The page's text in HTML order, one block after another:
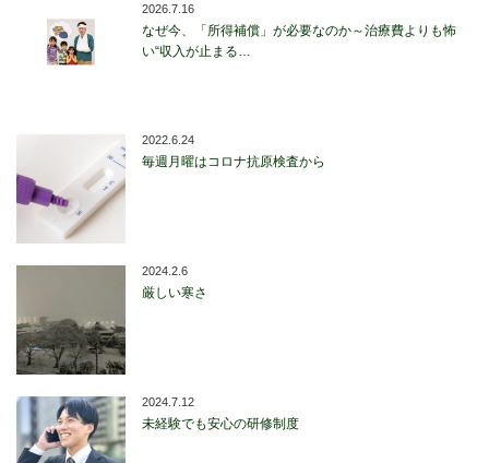
2026.7.16
なぜ今、「所得補償」が必要なのか～治療費よりも怖
い“収入が止まる…
2022.6.24
毎週月曜はコロナ抗原検査から
2024.2.6
厳しい寒さ
2024.7.12
未経験でも安心の研修制度